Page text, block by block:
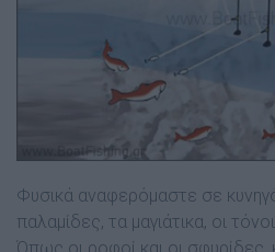
Φυσικά αναφερόµαστε σε
παλαµίδες, τα µαγιάτικα, οι
Όπως οι ροφοί και οι